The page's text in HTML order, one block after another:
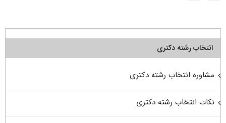
انتخاب رشته دکتری
مشاوره انتخاب رشته دکتری
نکات انتخاب رشته دکتری